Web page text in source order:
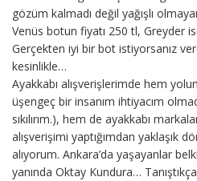
gözüm kalmadı değil yağışlı
Venüs botun fiyatı 250 tl, Greyder
Gerçekten iyi bir bot istiyorsanız
kesinlikle…
Ayakkabı alışverişlerimde hem
üşengeç bir insanım ihtiyacım
sıkılırım.), hem de ayakkabı
alışverişimi yaptığımdan yaklaşık
alıyorum. Ankara’da yaşayanlar
yanında Oktay Kundura…